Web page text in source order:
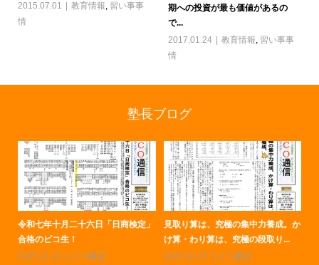
2015.07.01
教育情報, 習い事事
情
期への投資が最も価値があるの
で...
2017.01.24
教育情報 習い事事
情
塾長ブログ
令和八年二月「日商珠算検定」合格
のピコ生！
2026.03.13
ピコ通信
大学入試のはじめの一歩は、そろば
んです！
2026.02.13
ピコ通信